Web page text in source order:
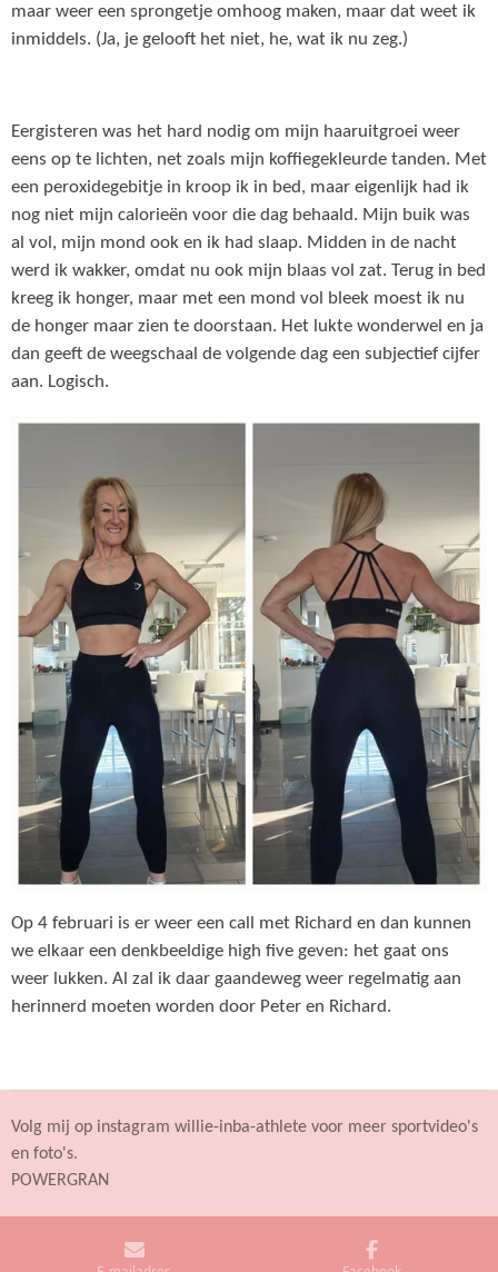
maar weer een sprongetje omhoog maken, maar dat weet ik
inmiddels. (Ja, je gelooft het niet, he, wat ik nu zeg.)
Eergisteren was het hard nodig om mijn haaruitgroei weer
eens op te lichten, net zoals mijn koffiegekleurde tanden. Met
een peroxidegebitje in kroop ik in bed, maar eigenlijk had ik
nog niet mijn calorieën voor die dag behaald. Mijn buik was
al vol, mijn mond ook en ik had slaap. Midden in de nacht
werd ik wakker, omdat nu ook mijn blaas vol zat. Terug in bed
kreeg ik honger, maar met een mond vol bleek moest ik nu
de honger maar zien te doorstaan. Het lukte wonderwel en ja
dan geeft de weegschaal de volgende dag een subjectief cijfer
aan. Logisch.
Op 4 februari is er weer een call met Richard en dan kunnen
we elkaar een denkbeeldige high five geven: het gaat ons
weer lukken. Al zal ik daar gaandeweg weer regelmatig aan
herinnerd moeten worden door Peter en Richard.
Volg mij op instagram willie-inba-athlete voor meer sportvideo's
en foto's.
POWERGRAN